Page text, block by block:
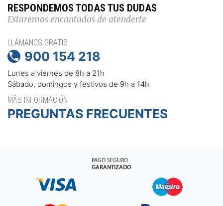
RESPONDEMOS TODAS TUS DUDAS
Estaremos encantados de atenderte
LLÁMANOS GRATIS
 900 154 218
Lunes a viernes de 8h a 21h
Sábado, domingos y festivos de 9h a 14h
MÁS INFORMACIÓN
PREGUNTAS FRECUENTES